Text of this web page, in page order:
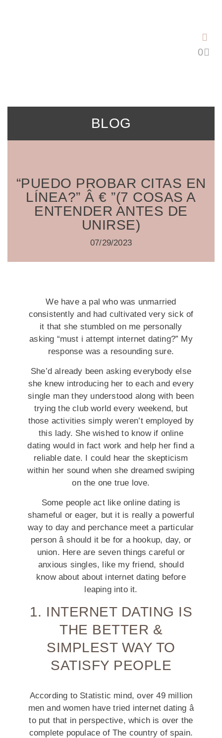
BLOG
07/29/2023
“PUEDO PROBAR CITAS EN
LÍNEA?” Â € ”(7 COSAS A
ENTENDER ANTES DE
UNIRSE)
We have a pal who was unmarried
consistently and had cultivated very sick of
it that she stumbled on me personally
asking “must i attempt internet dating?” My
response was a resounding sure.
She’d already been asking everybody else
she knew introducing her to each and every
single man they understood along with been
trying the club world every weekend, but
those activities simply weren’t employed by
this lady. She wished to know if online
dating would in fact work and help her find a
reliable date. I could hear the skepticism
within her sound when she dreamed swiping
on the one true love.
Some people act like online dating is
shameful or eager, but it is really a powerful
way to day and perchance meet a particular
person â should it be for a hookup, day, or
union. Here are seven things careful or
anxious singles, like my friend, should
know about about internet dating before
leaping into it.
1. INTERNET DATING IS
THE BETTER &
SIMPLEST WAY TO
SATISFY PEOPLE
According to Statistic mind, over 49 million
men and women have tried internet dating â
to put that in perspective, which is over the
complete populace of The country of spain.